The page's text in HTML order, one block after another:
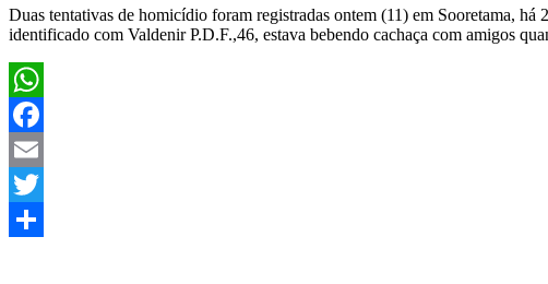
Duas tentativas de homicídio foram registradas ontem (11) em Sooretama,
identificado com Valdenir P.D.F.,46, estava bebendo cachaça com amigos
WhatsApp
Facebook
Email
Twitter